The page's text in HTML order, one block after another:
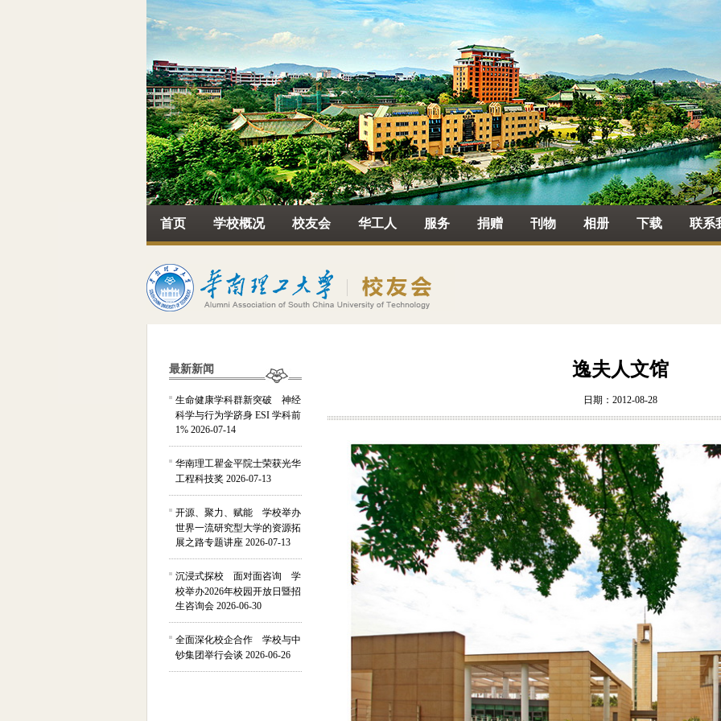
首页 学校概况 校友会 华工人 服务 捐赠 刊物 相册 下载 联系
最新新闻
生命健康学科群新突破 神经
科学与行为学跻身 ESI 学科前
1% 2026-07-14
华南理工瞿金平院士荣获光华
工程科技奖 2026-07-13
开源、聚力、赋能 学校举办
世界一流研究型大学的资源拓
展之路专题讲座 2026-07-13
沉浸式探校 面对面咨询 学
校举办2026年校园开放日暨招
生咨询会 2026-06-30
全面深化校企合作 学校与中
钞集团举行会谈 2026-06-26
逸夫人文馆
日期：2012-08-28